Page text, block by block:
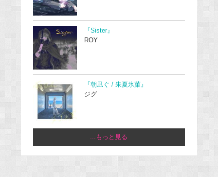
『Sister』
ROY
『朝凪ぐ / 朱夏氷菓』
ジグ
...もっと見る